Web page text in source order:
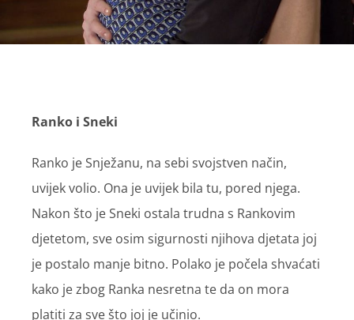
Ranko i Sneki
Ranko je Snježanu, na sebi svojstven način,
uvijek volio. Ona je uvijek bila tu, pored njega.
Nakon što je Sneki ostala trudna s Rankovim
djetetom, sve osim sigurnosti njihova djetata joj
je postalo manje bitno. Polako je počela shvaćati
kako je zbog Ranka nesretna te da on mora
platiti za sve što joj je učinio.